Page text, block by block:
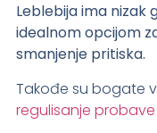
Leblebija ima nizak
idealnom opcijom
smanjenje pritiska.
Takođe su bogate
regulisanje